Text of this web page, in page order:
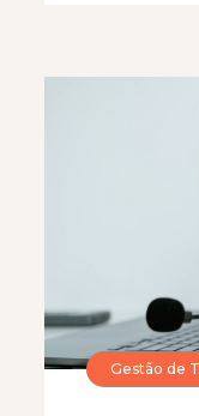
Gestão de